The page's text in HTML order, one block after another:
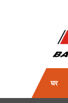
घर